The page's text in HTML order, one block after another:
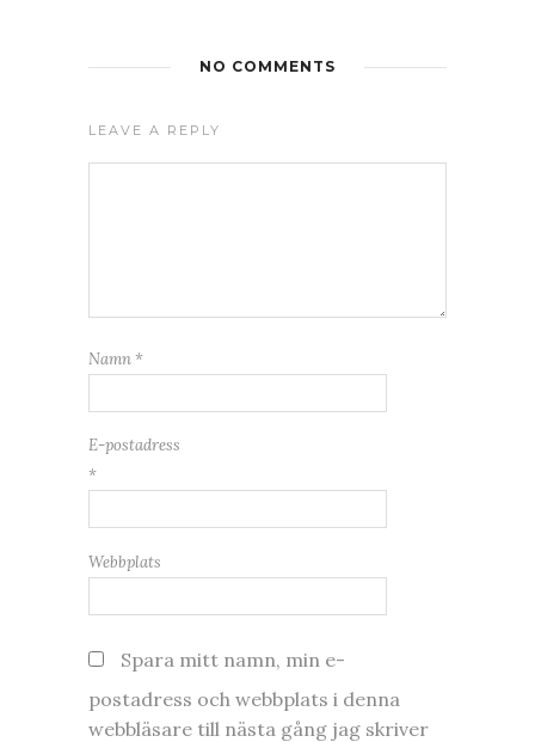
NO COMMENTS
LEAVE A REPLY
Namn *
E-postadress
*
Webbplats
Spara mitt namn, min e-
postadress och webbplats i denna
webbläsare till nästa gång jag skriver